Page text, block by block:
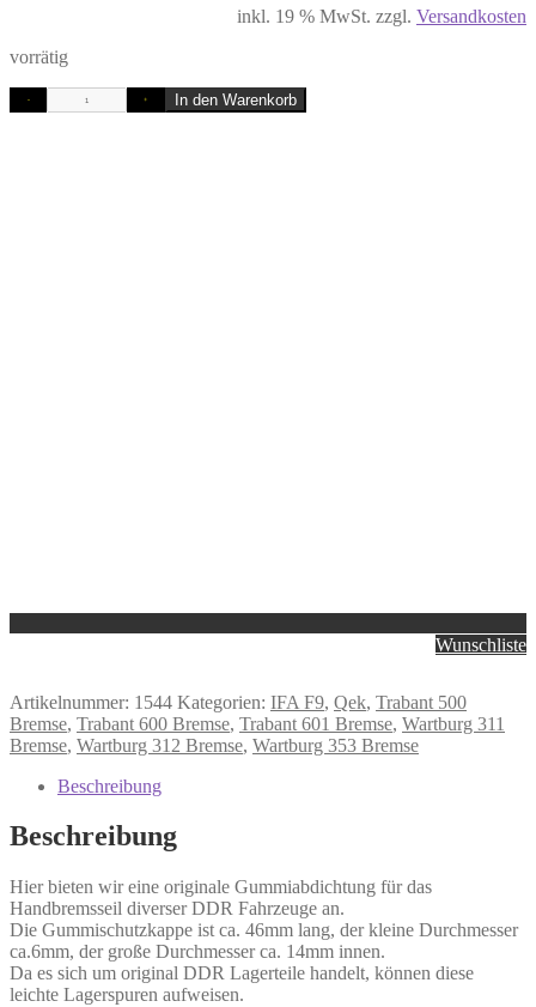
inkl. 19 % MwSt. zzgl. Versandkosten
vorrätig
- + In den Warenkorb
Wunschliste
Artikelnummer: 1544 Kategorien: IFA F9, Qek, Trabant 500
Bremse, Trabant 600 Bremse, Trabant 601 Bremse, Wartburg 311
Bremse, Wartburg 312 Bremse, Wartburg 353 Bremse
Beschreibung
Beschreibung
Hier bieten wir eine originale Gummiabdichtung für das
Handbremsseil diverser DDR Fahrzeuge an.
Die Gummischutzkappe ist ca. 46mm lang, der kleine Durchmesser
ca.6mm, der große Durchmesser ca. 14mm innen.
Da es sich um original DDR Lagerteile handelt, können diese
leichte Lagerspuren aufweisen.